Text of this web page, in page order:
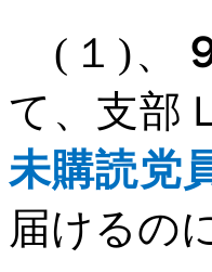
( １ )、
て、支部
未購読党
届けるの